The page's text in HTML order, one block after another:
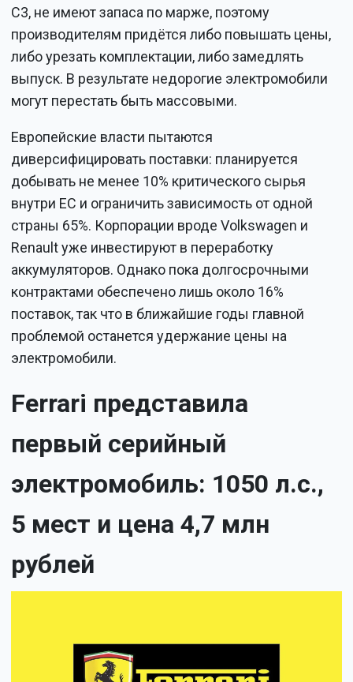
C3, не имеют запаса по марже, поэтому
производителям придётся либо повышать цены,
либо урезать комплектации, либо замедлять
выпуск. В результате недорогие электромобили
могут перестать быть массовыми.
Европейские власти пытаются
диверсифицировать поставки: планируется
добывать не менее 10% критического сырья
внутри ЕС и ограничить зависимость от одной
страны 65%. Корпорации вроде Volkswagen и
Renault уже инвестируют в переработку
аккумуляторов. Однако пока долгосрочными
контрактами обеспечено лишь около 16%
поставок, так что в ближайшие годы главной
проблемой останется удержание цены на
электромобили.
Ferrari представила
первый серийный
электромобиль: 1050 л.с.,
5 мест и цена 4,7 млн
рублей